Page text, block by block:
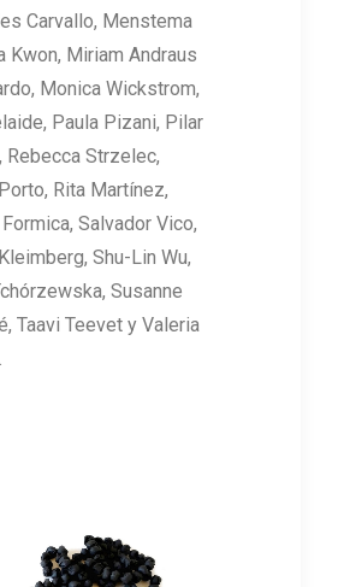
Carvallo, Menstema
Kwon, Miriam Andraus
Monica Wickstrom,
Paula Pizani, Pilar
Rebecca Strzelec,
Rita Martínez,
Salvador Vico,
Shu-Lin Wu,
Susanne
Taavi Teevet y Valeria